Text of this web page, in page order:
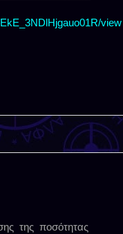
view
της ποσότητας